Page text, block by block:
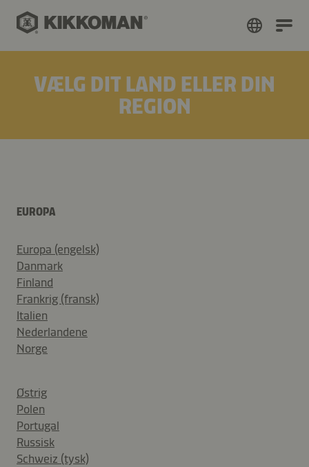
VÆLG DIT LAND ELLER DIN
REGION
EUROPA
Europa (engelsk)
Danmark
Finland
Frankrig (fransk)
Italien
Nederlandene
Norge
Østrig
Polen
Portugal
Russisk
Schweiz (tysk)